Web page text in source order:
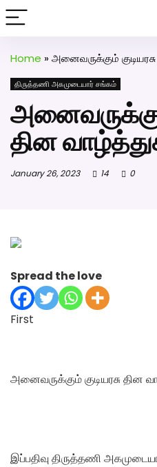
Home »அனைவருக்கும்
திருத்தணி அகமுடையார் சங்கம்
தின
January 26, 2023 14 0
Spread the love
First
அனைவருக்கும் குடியரசு தின
இப்பதிவு திருத்தணி
அகமுடையார் திருமண
பெண் வீட்டாருக்கு 100%
Click Here to